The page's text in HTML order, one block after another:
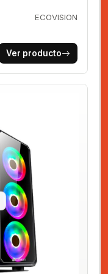
ECOVISION
Ver producto